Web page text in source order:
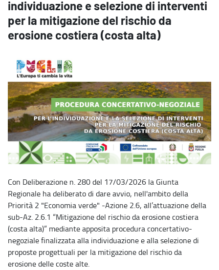
individuazione e selezione di interventi
per la mitigazione del rischio da
erosione costiera (costa alta)
Con Deliberazione n. 280 del 17/03/2026 la Giunta
Regionale ha deliberato di dare avvio, nell'ambito della
Priorità 2 "Economia verde" -Azione 2.6, all’attuazione della
sub-Az. 2.6.1 “Mitigazione del rischio da erosione costiera
(costa alta)” mediante apposita procedura concertativo-
negoziale finalizzata alla individuazione e alla selezione di
proposte progettuali per la mitigazione del rischio da
erosione delle coste alte.